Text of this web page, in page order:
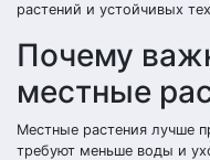
растений и устойчивых
Почему
местные
Местные растения лучше
требуют меньше воды и